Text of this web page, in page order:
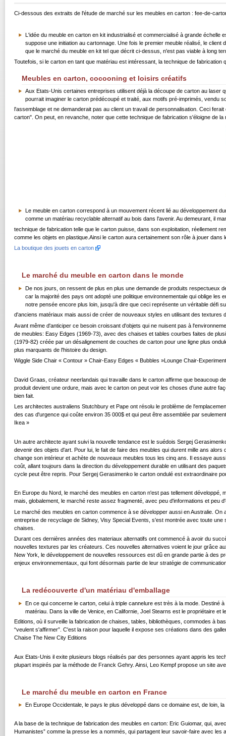
Ci-dessous des extraits de l'étude de marché sur les meubles en carton : fee-de-
L'idée du meuble en carton en kit industrialisé et commercialisé à grande
suppose une initiation au cartonnage. Une fois le premier meuble réalisé, le
que le marché du meuble en kit tel que décrit ci-dessus, n'est pas viable à long
Toutefois, si le carton en tant que matériau est intéressant, la technique de
Meubles en carton, cocooning et loisirs créatifs
Aux Etats-Unis certaines entreprises utilisent déjà la découpe de carton au laser
pourrait imaginer le carton prédécoupé et traité, aux motifs pré-imprimés, vendu
l'assemblage et ne demanderait pas au client un travail de personnalisation. Ceci
carton". On peut, en revanche, noter que cette technique de fabrication s'éloigne de
Le meuble en carton correspond à un mouvement récent lié au développement
comme un matériau recyclable alternatif au bois dans l'avenir. Au demeurant, il
technique de fabrication telle que le carton puisse, dans son exploitation, réellement
comme les objets en plastique.Ainsi le carton aura certainement son rôle à jouer dans
La boutique des jouets en carton
Le marché du meuble en carton dans le monde
De nos jours, on ressent de plus en plus une demande de produits respectueux
car la majorité des pays ont adopté une politique environnementale qui oblige
notre pensée encore plus loin, jusqu'à dire que ceci représente un véritable défi
d'anciens matériaux mais aussi de créer de nouveaux styles en utilisant des
Avant même d'anticiper ce besoin croissant d'objets qui ne nuisent pas à
de meubles: Easy Edges (1969-73), avec des chaises et tables courbes faites de
(1979-82) créée par un désalignement de couches de carton pour une ligne plus
plus marquants de l'histoire du design.
Wiggle Side Chair « Contour » Chair-Easy Edges « Bubbles »Lounge Chair-
David Graas, créateur neerlandais qui travaille dans le carton affirme que beaucoup
produit devient une ordure, mais avec le carton on peut voir les choses d'une autre
bien fait.
Les architectes australiens Stutchbury et Pape ont résolu le problème de
des cas d'urgence qui coûte environ 35 000$ et qui peut être assemblée par
Ikea »
Un autre architecte ayant suivi la nouvelle tendance est le suédois Sergej
devenir des objets d'art. Pour lui, le fait de faire des meubles qui durent mille ans
change son intérieur et achète de nouveaux meubles tous les cinq ans. Il essaye
coût, allant toujours dans la direction du développement durable en utilisant des
cycle peut être repris. Pour Sergej Gerasimenko le carton ondulé est extraordinaire
En Europe du Nord, le marché des meubles en carton n'est pas tellement
mais, globalement, le marché reste assez fragmenté, avec peu d'informations et peu
Le marché des meubles en carton commence à se développer aussi en Australie.
entreprise de recyclage de Sidney, Visy Special Events, s'est montrée avec toute
chaises.
Durant ces dernières années des materiaux alternatifs ont commencé à avoir du
nouvelles textures par les créateurs. Ces nouvelles alternatives voient le jour grâce
New York, le développement de nouvelles ressources est dû en grande partie à des
enjeux environnementaux, qui font désormais partie de leur stratégie de
La redécouverte d'un matériau d'emballage
En ce qui concerne le carton, celui à triple cannelure est très à la mode. Destiné
matériau. Dans la ville de Venice, en Californie, Joel Stearns est le propriétaire et
Editions, où il surveille la fabrication de chaises, tables, bibliothèques, commodes à
“veulent s'affirmer”. C'est la raison pour laquelle il expose ses créations dans des
Chaise The New City Editions
Aux Etats-Unis il exite plusieurs blogs réalisés par des personnes ayant appris les
plupart inspirés par la méthode de Franck Gehry. Ainsi, Leo Kempf propose un site
Le marché du meuble en carton en France
En Europe Occidentale, le pays le plus développé dans ce domaine est, de loin,
A la base de la technique de fabrication des meubles en carton: Eric Guiomar, qui,
Humanistes” comme la presse les a nommés, qui partagent leur savoir-faire avec